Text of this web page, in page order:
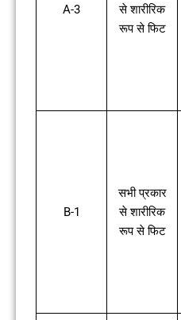
A-3
से शारीरिक
रूप से फिट
B-1
सभी प्रकार
से शारीरिक
रूप से फिट